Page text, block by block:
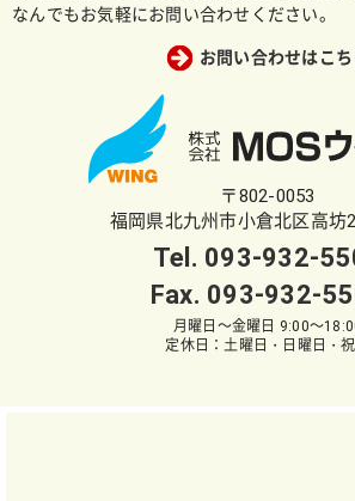
なんでもお気軽にお問い合わせください。
お問い合わせはこち
〒802-0053
福岡県北九州市小倉北区高坊
Tel. 093-932-
Fax. 093-932-
月曜日～金曜日 9:00～
定休日：土曜日・日曜日・